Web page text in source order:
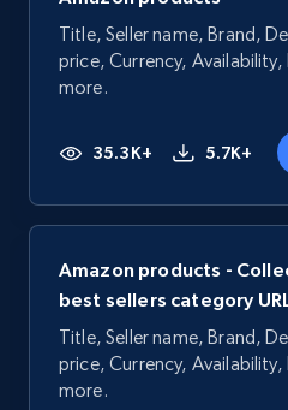
Title, Seller name, Brand,
price, Currency,
more.
35.3K+ 5.7K+
Amazon products -
best sellers category
Title, Seller name, Brand,
price, Currency,
more.